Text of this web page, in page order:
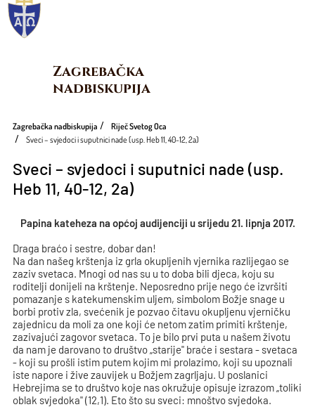
Zagrebačka
nadbiskupija
Zagrebačka nadbiskupija
Riječ Svetog Oca
Sveci – svjedoci i suputnici nade (usp. Heb 11, 40-12, 2a)
Sveci – svjedoci i suputnici nade (usp.
Heb 11, 40-12, 2a)
Papina kateheza na općoj audijenciji u srijedu 21. lipnja 2017.
Draga braćo i sestre, dobar dan!
Na dan našeg krštenja iz grla okupljenih vjernika razlijegao se
zaziv svetaca. Mnogi od nas su u to doba bili djeca, koju su
roditelji donijeli na krštenje. Neposredno prije nego će izvršiti
pomazanje s katekumenskim uljem, simbolom Božje snage u
borbi protiv zla, svećenik je pozvao čitavu okupljenu vjerničku
zajednicu da moli za one koji će netom zatim primiti krštenje,
zazivajući zagovor svetaca. To je bilo prvi puta u našem životu
da nam je darovano to društvo „starije" braće i sestara - svetaca
- koji su prošli istim putem kojim mi prolazimo, koji su upoznali
iste napore i žive zauvijek u Božjem zagrljaju. U poslanici
Hebrejima se to društvo koje nas okružuje opisuje izrazom „toliki
oblak svjedoka" (12,1). Eto što su sveci: mnoštvo svjedoka.